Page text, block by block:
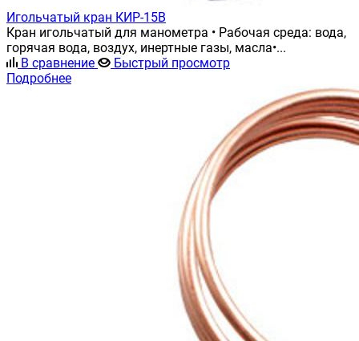
Игольчатый кран КИР-15В
Кран игольчатый для манометра • Рабочая среда: вода,
горячая вода, воздух, инертные газы, масла•...
В сравнение
Быстрый просмотр
Подробнее